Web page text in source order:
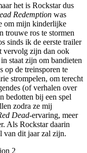
het is Rockstar dus
Redemption was
om mijn kinderlijke
trouwe ros te stormen
sinds ik de eerste trailer
vervolg zijn dan ook
staat zijn om bandieten
op de treinsporen te
strompelen, om terecht
(of verhalen over
bedotten bij een spel
zodra ze mij
Dead-ervaring, meer
Als Rockstar daarin
van dit jaar zal zijn.